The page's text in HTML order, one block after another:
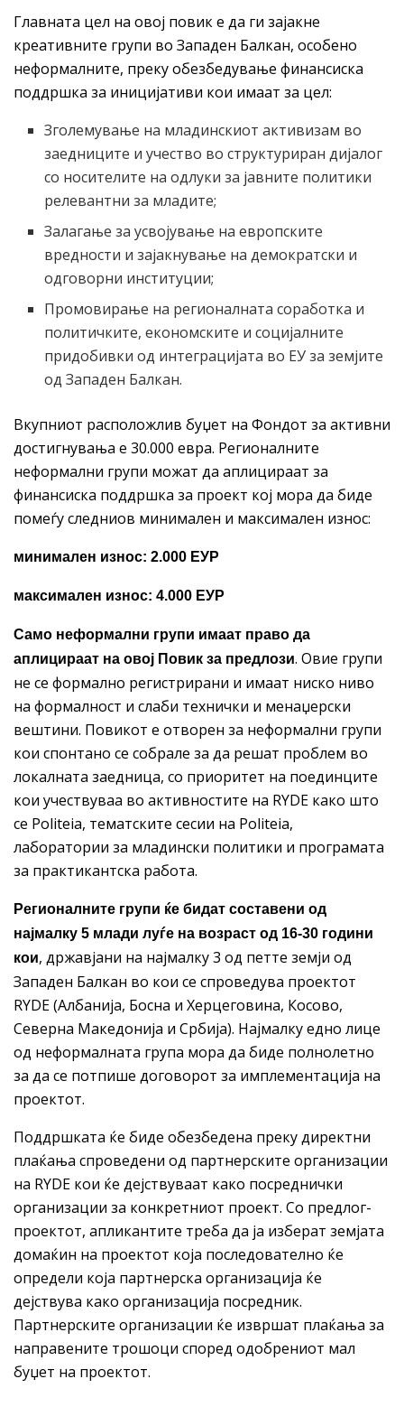
Главната цел на овој повик е да ги зајакне
креативните групи во Западен Балкан, особено
неформалните, преку обезбедување финансиска
поддршка за иницијативи кои имаат за цел:
Зголемување на младинскиот активизам во
заедниците и учество во структуриран дијалог
со носителите на одлуки за јавните политики
релевантни за младите;
Залагање за усвојување на европските
вредности и зајакнување на демократски и
одговорни институции;
Промовирање на регионалната соработка и
политичките, економските и социјалните
придобивки од интеграцијата во ЕУ за земјите
од Западен Балкан.
Вкупниот расположлив буџет на Фондот за активни
достигнувања е 30.000 евра. Регионалните
неформални групи можат да аплицираат за
финансиска поддршка за проект кој мора да биде
помеѓу следниов минимален и максимален износ:
минимален износ: 2.000 ЕУР
максимален износ: 4.000 ЕУР
Само неформални групи имаат право да
аплицираат на овој Повик за предлози. Овие групи
не се формално регистрирани и имаат ниско ниво
на формалност и слаби технички и менаџерски
вештини. Повикот е отворен за неформални групи
кои спонтано се собрале за да решат проблем во
локалната заедница, со приоритет на поединците
кои учествуваа во активностите на RYDE како што
се Politeia, тематските сесии на Politeia,
лаборатории за младински политики и програмата
за практикантска работа.
Регионалните групи ќе бидат составени од
најмалку 5 млади луѓе на возраст од 16-30 години
кои, државјани на најмалку 3 од петте земји од
Западен Балкан во кои се спроведува проектот
RYDE (Албанија, Босна и Херцеговина, Косово,
Северна Македонија и Србија). Најмалку едно лице
од неформалната група мора да биде полнолетно
за да се потпише договорот за имплементација на
проектот.
Поддршката ќе биде обезбедена преку директни
плаќања спроведени од партнерските организации
на RYDE кои ќе дејствуваат како посреднички
организации за конкретниот проект. Со предлог-
проектот, апликантите треба да ја изберат земјата
домаќин на проектот која последователно ќе
определи која партнерска организација ќе
дејствува како организација посредник.
Партнерските организации ќе извршат плаќања за
направените трошоци според одобрениот мал
буџет на проектот.